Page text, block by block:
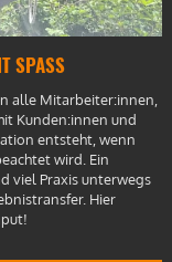
SPASS
alle Mitarbeiter:innen,
Kunden:innen und
entsteht, wenn
wird. Ein
viel Praxis unterwegs
Hier